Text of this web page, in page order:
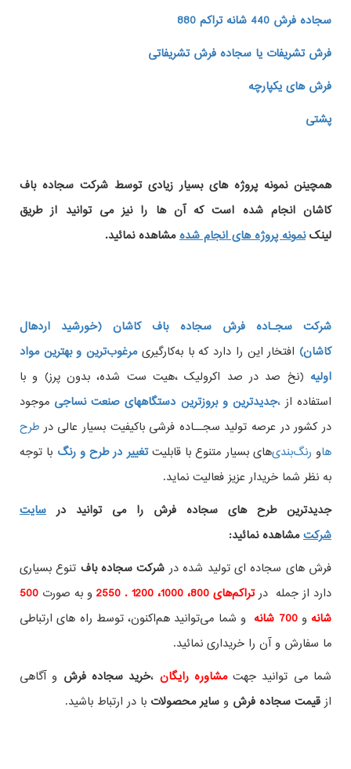
سجاده فرش 440 شانه تراکم 880
فرش تشریفات یا سجاده فرش تشریفاتی
فرش های یکپارچه
پشتی
همچینننمونه پروژه های بسیار زیادی توسط شرکت سجاده باف
کاشان انجام شده است که آن ها را نیز می توانید از طریق
لینکنمونه پروژه های انجام شدهمشاهده نمائید.
شرکت سجـاده فرش سجاده باف کاشان (خورشید اردهال
کاشان) افتخار این را دارد که با به‌کارگیریمرغوب‌ترین و بهترین مواد
اولیه (نخ صد در صد اکرولیک ،هیت ست شده، بدون پرز) و با
استفاده ازجدیدترین و بروزترین دستگاههای صنعت نساجی،
موجود
در کشور در عرصه تولید سجــاده فرشی باکیفیت بسیار عالی درطرح
هاو های بسیار متنوع با قابلیتتغییر در طرح و رنگ با توجه
به نظر شما خریدار عزیز فعالیت نماید.
جدیدترین طرح های سجاده فرش را می توانید در سایت
شرکتمشاهده نمائید:
فرش های سجاده ای تولید شده درشرکت سجاده باف تنوع بسیاری
دارد از جمله درتراکم‌های 800، 1000، 1200 . 2550 و به صورت 500
شانه و700 شانه
و شما می‌توانید هم‌اکنون، توسط راه های ارتباطی
ما سفارش و آن را خریداری نمائید.
شما می توانید جهت مشاوره رایگان ،خرید سجاده فرش و آگاهی
ازقیمت سجاده فرش وسایر محصولات با در ارتباط باشید.